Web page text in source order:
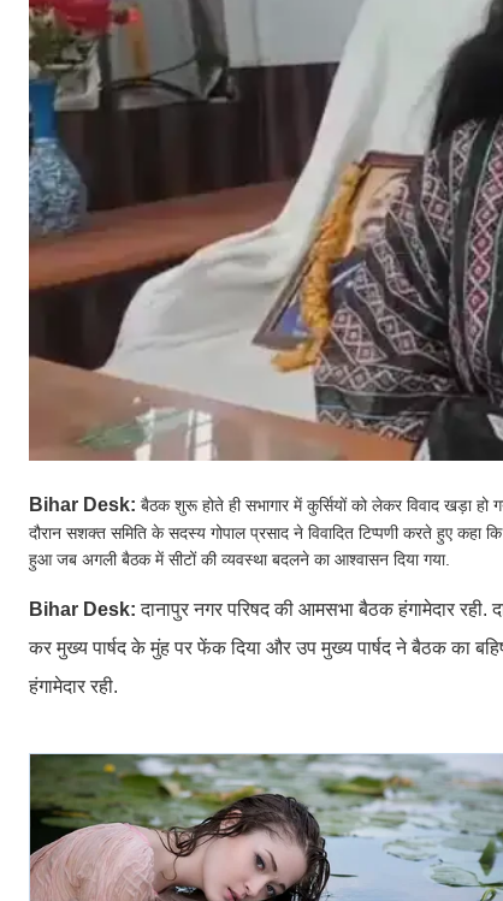
Bihar Desk: बैठक शुरू होते ही सभागार में कुर्सियों को लेकर विवाद खड़ा हो
दौरान सशक्त समिति के सदस्य गोपाल प्रसाद ने विवादित टिप्पणी करते हुए
हुआ जब अगली बैठक में सीटों की व्यवस्था बदलने का आश्वासन दिया गया.
Bihar Desk: दानापुर नगर परिषद की आमसभा बैठक हंगामेदार रही.
कर मुख्य पार्षद के मुंह पर फेंक दिया और उप मुख्य पार्षद ने बैठक का
हंगामेदार रही.